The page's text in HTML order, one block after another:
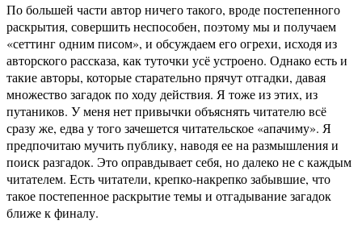
По большей части автор ничего такого, вроде постепенного
раскрытия, совершить неспособен, поэтому мы и получаем
«сеттинг одним писом», и обсуждаем его огрехи, исходя из
авторского рассказа, как туточки усё устроено. Однако есть и
такие авторы, которые старательно прячут отгадки, давая
множество загадок по ходу действия. Я тоже из этих, из
путаников. У меня нет привычки объяснять читателю всё
сразу же, едва у того зачешется читательское «апачиму». Я
предпочитаю мучить публику, наводя ее на размышления и
поиск разгадок. Это оправдывает себя, но далеко не с каждым
читателем. Есть читатели, крепко-накрепко забывшие, что
такое постепенное раскрытие темы и отгадывание загадок
ближе к финалу.